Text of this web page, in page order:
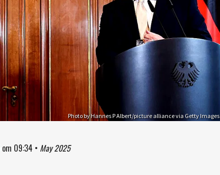
Photo by Hannes P Albert/picture alliance via Getty Images
om 09:34 • May 2025